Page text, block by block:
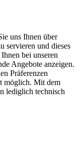
uns Ihnen über
servieren und dieses
bei unseren
Angebote anzeigen.
Präferenzen
möglich. Mit dem
lediglich technisch